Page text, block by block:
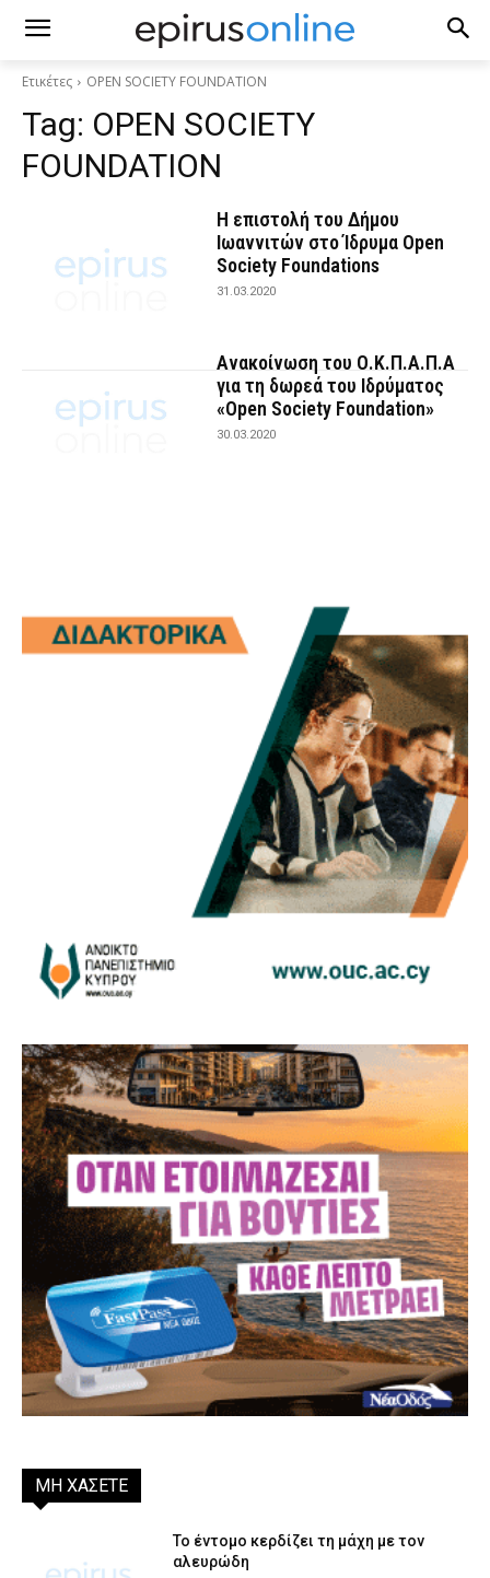
Ετικέτες OPEN SOCIETY FOUNDATION
Tag: OPEN SOCIETY
FOUNDATION
Η επιστολή του Δήμου
Ιωαννιτών στο Ίδρυμα Open
Society Foundations
31.03.2020
Ανακοίνωση του Ο.Κ.Π.Α.Π.Α
για τη δωρεά του Ιδρύματος
«Open Society Foundation»
30.03.2020
ΜΗ ΧΑΣΕΤΕ
Το έντομο κερδίζει τη μάχη με τον
αλευρώδη